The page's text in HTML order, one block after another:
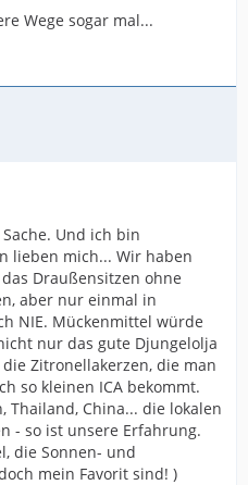
Wege sogar mal...
Und ich bin
lieben mich... Wir haben
Draußensitzen ohne
aber nur einmal in
NIE. Mückenmittel würde
nur das gute Djungelolja
Zitronellakerzen, die man
so kleinen ICA bekommt.
Thailand, China... die lokalen
- so ist unsere Erfahrung.
die Sonnen- und
mein Favorit sind! )